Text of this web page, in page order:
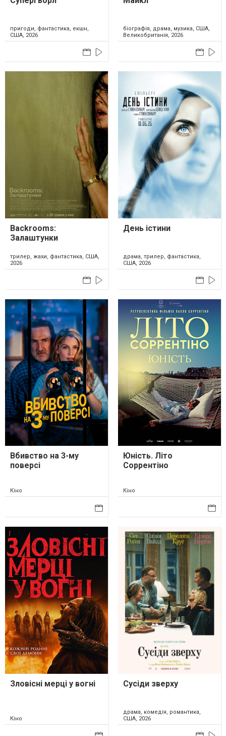
пригоди, фантастика, екшн,
США, 2026
біографія, драма, музика, США,
Великобританія, 2026
Backrooms:
Залаштунки
трилер, жахи, фантастика, США,
2026
День істини
драма, трилер, фантастика,
США, 2026
Вбивство на 3-му
поверсі
Кіно
Юність. Літо
Соррентіно
Кіно
Зловісні мерці у вогні
Кіно
Сусіди зверху
драма, комедія, романтика,
США, 2026